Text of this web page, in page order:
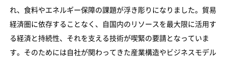
れ、食料やエネルギー保障の課題が浮き彫りになりました。貿易
経済圏に依存することなく、自国内のリソースを最大限に活用す
る経済と持続性、それを支える技術が喫緊の要請となっていま
す。そのためには自社が関わってきた産業構造やビジネスモデル